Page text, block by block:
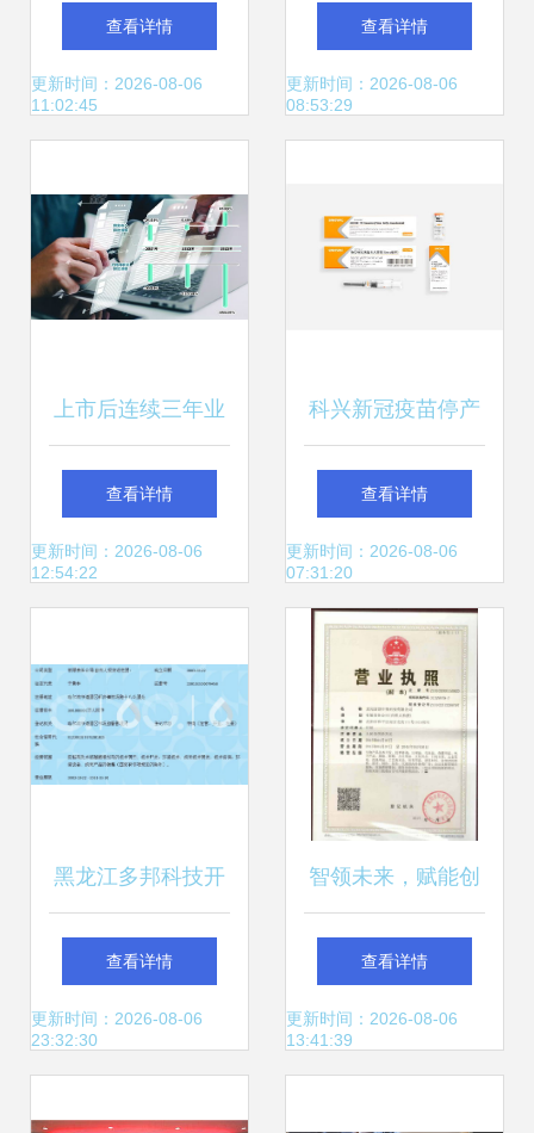
值与实施路径
查看详情
更新时间：2026-08-06
11:02:45
建设是传统制造业
与新技术的一次系
查看详情
更新时间：2026-08-06
08:53:29
上市后连续三年业
绩下滑，超越科技
再收问询函，“技术
围？
查看详情
更新时间：2026-08-06
12:54:22
科兴新冠疫苗停产
背景下，民众如何
接种新毒株疫苗及
获取技术咨询？
查看详情
更新时间：2026-08-06
07:31:20
黑龙江多邦科技开
发 技术咨询服务引
领企业创新转型
查看详情
更新时间：2026-08-06
23:32:30
智领未来，赋能创
新——XX技术咨询
公司简介
查看详情
更新时间：2026-08-06
13:41:39